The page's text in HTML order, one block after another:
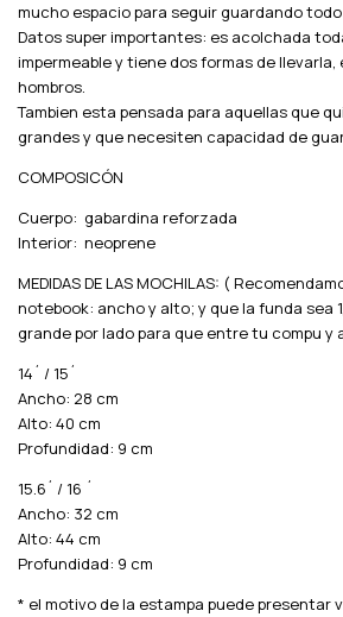
mucho espacio para seguir guardando
Datos super importantes: es acolchada
impermeable y tiene dos formas de llevarla,
hombros.
Tambien esta pensada para aquellas que
grandes y que necesiten capacidad de
COMPOSICÓN
Cuerpo: gabardina reforzada
Interior: neoprene
MEDIDAS DE LAS MOCHILAS: (
notebook: ancho y alto; y que la funda sea
grande por lado para que entre tu compu y
14´ / 15´
Ancho: 28 cm
Alto: 40 cm
Profundidad: 9 cm
15.6´ / 16 ´
Ancho: 32 cm
Alto: 44 cm
Profundidad: 9 cm
* el motivo de la estampa puede presentar